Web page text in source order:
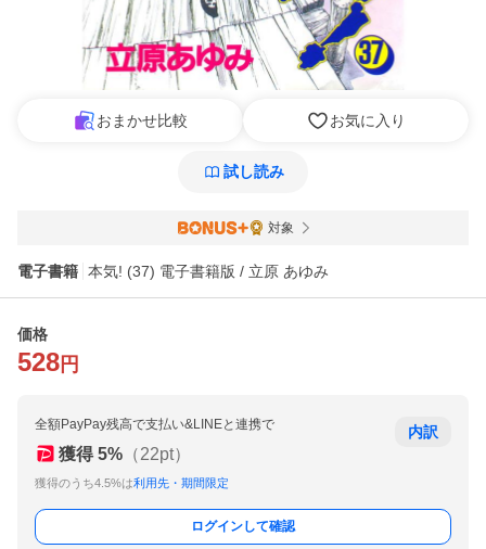
おまかせ比較 お気に入り
試し読み
対象
電子書籍 本気! (37) 電子書籍版 / 立原 あゆみ
価格
528 円
全額PayPay残高で支払い&LINEと連携で
獲得 5% （22pt）
獲得のうち4.5%は利用先・期間限定
内訳
ログインして確認